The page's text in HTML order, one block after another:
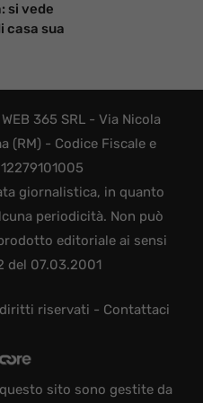
si vede
casa sua
365 SRL - Via Nicola
(RM) - Codice Fiscale e
giornalistica, in quanto
periodicità. Non può
editoriale ai sensi
del 07.03.2001
riservati - Contattaci
sito sono gestite da